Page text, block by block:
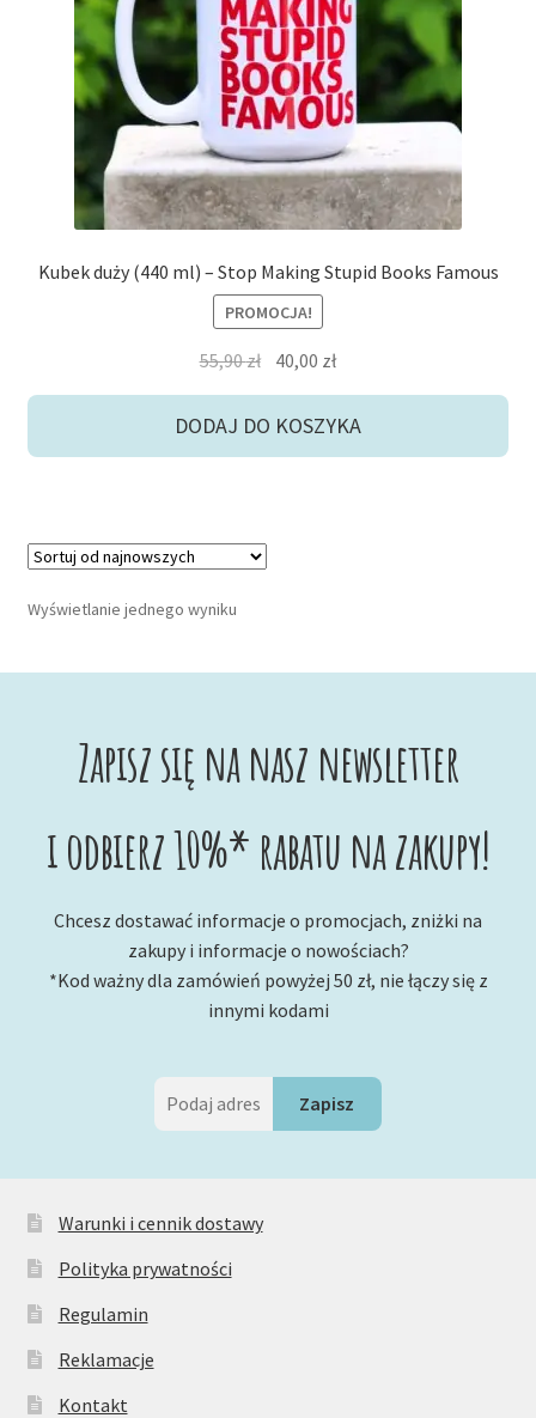
Niskie ceny
Konto
Kubek duży (440 ml) – Stop Making Stupid Books Famous
PROMOCJA!
55,90zł Pierwotna
cena
wynosiła:
40,00 złAktualna
cena
wynosi:
DODAJ DO KOSZYKA
Wyświetlanie jednego wyniku
Zapisz się na nasz newsletter
i odbierz 10%* rabatu na zakupy!
Chcesz dostawać informacje o promocjach, zniżki na
zakupy i informacje o nowościach?
*Kod ważny dla zamówień powyżej 50 zł, nie łączy się z
innymi kodami
Warunki i cennik dostawy
Polityka prywatności
Regulamin
Reklamacje
Kontakt